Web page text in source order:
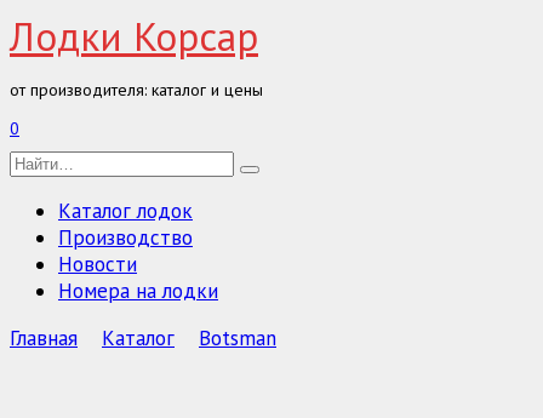
Перейти
к
Лодки Корсар
от производителя: каталог и цены
0
Search
Каталог лодок
Производство
Новости
Номера на лодки
Главная
Каталог Botsman